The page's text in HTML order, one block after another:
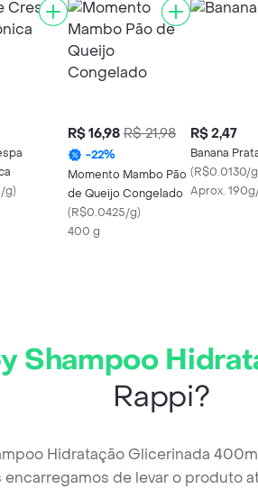
g)
R$ 16,98 R$ 21,98
-22%
Momento Mambo Pão
de Queijo Congelado
(R$0.0425/g)
400 g
R$ 2,47
Banana
(R$0.0130/g
Aprox.
Shampoo
Rappi?
Hidratação Glicerinada
de levar o produto